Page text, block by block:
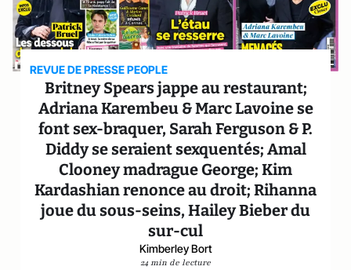
REVUE DE PRESSE PEOPLE
Britney Spears jappe au restaurant;
Adriana Karembeu & Marc Lavoine se
font sex-braquer, Sarah Ferguson & P.
Diddy se seraient sexquentés; Amal
Clooney madrague George; Kim
Kardashian renonce au droit; Rihanna
joue du sous-seins, Hailey Bieber du
sur-cul
Kimberley Bort
24 min de lecture